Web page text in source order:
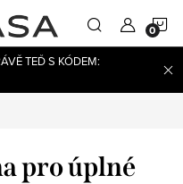
TEĎ S KÓDEM:
pro úplné